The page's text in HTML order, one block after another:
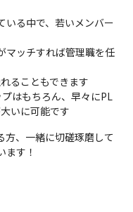
いる中で、若いメンバー
マッチすれば管理職を任
ることもできます
はもちろん、早々にPL
いに可能です
、一緒に切磋琢磨して
す！